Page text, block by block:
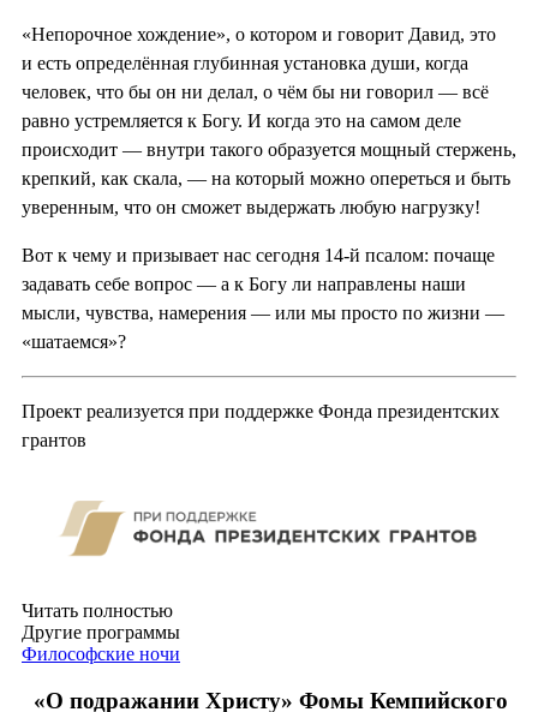
«Непорочное хождение», о котором и говорит Давид, это
и есть определённая глубинная установка души, когда
человек, что бы он ни делал, о чём бы ни говорил — всё
равно устремляется к Богу. И когда это на самом деле
происходит — внутри такого образуется мощный стержень,
крепкий, как скала, — на который можно опереться и быть
уверенным, что он сможет выдержать любую нагрузку!
Вот к чему и призывает нас сегодня 14-й псалом: почаще
задавать себе вопрос — а к Богу ли направлены наши
мысли, чувства, намерения — или мы просто по жизни —
«шатаемся»?
Проект реализуется при поддержке Фонда президентских
грантов
Читать полностью
Другие программы
Философские ночи
«О подражании Христу» Фомы Кемпийского